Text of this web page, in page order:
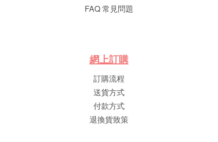
FAQ 常見問題
網上訂購
訂購流程
送貨方式
付款方式
退換貨致策